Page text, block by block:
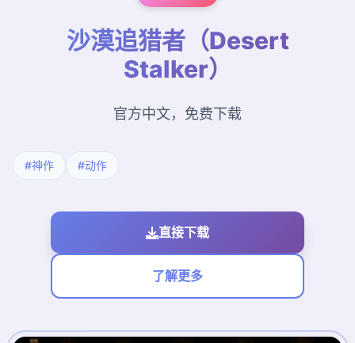
沙漠追猎者（Desert
Stalker）
官方中文，免费下载
#神作 #动作
直接下载
了解更多